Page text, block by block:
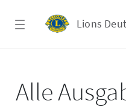
Lions
Alle